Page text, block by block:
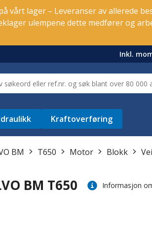
vårt lager – Leveranser av allerede
ulempene dette medfører og
Inkl.
Kraftoverføring
BM T650 Motor Blokk
BM T650 Informasjon